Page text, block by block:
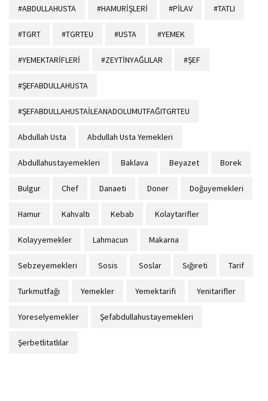
#ABDULLAHUSTA #HAMURİŞLERİ #PİLAV #TATLI
#TGRT #TGRTEU #USTA #YEMEK
#YEMEKTARİFLERİ #ZEYTİNYAĞLILAR #ŞEF
#ŞEFABDULLAHUSTA
#ŞEFABDULLAHUSTAİLEANADOLUMUTFAĞITGRTEU
Abdullah Usta Abdullah Usta Yemekleri
Abdullahustayemekleri Baklava Beyazet Borek
Bulgur Chef Danaeti Doner Doğuyemekleri
Hamur Kahvaltı Kebab Kolaytarifler
Kolayyemekler Lahmacun Makarna
Sebzeyemekleri Sosis Soslar Sığıreti Tarif
Turkmutfağı Yemekler Yemektarifi Yenitarifler
Yoreselyemekler Şefabdullahustayemekleri
Şerbetlitatlılar